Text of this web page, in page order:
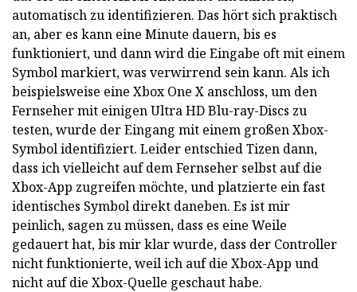
automatisch zu identifizieren. Das hört sich praktisch
an, aber es kann eine Minute dauern, bis es
funktioniert, und dann wird die Eingabe oft mit einem
Symbol markiert, was verwirrend sein kann. Als ich
beispielsweise eine Xbox One X anschloss, um den
Fernseher mit einigen Ultra HD Blu-ray-Discs zu
testen, wurde der Eingang mit einem großen Xbox-
Symbol identifiziert. Leider entschied Tizen dann,
dass ich vielleicht auf dem Fernseher selbst auf die
Xbox-App zugreifen möchte, und platzierte ein fast
identisches Symbol direkt daneben. Es ist mir
peinlich, sagen zu müssen, dass es eine Weile
gedauert hat, bis mir klar wurde, dass der Controller
nicht funktionierte, weil ich auf die Xbox-App und
nicht auf die Xbox-Quelle geschaut habe.